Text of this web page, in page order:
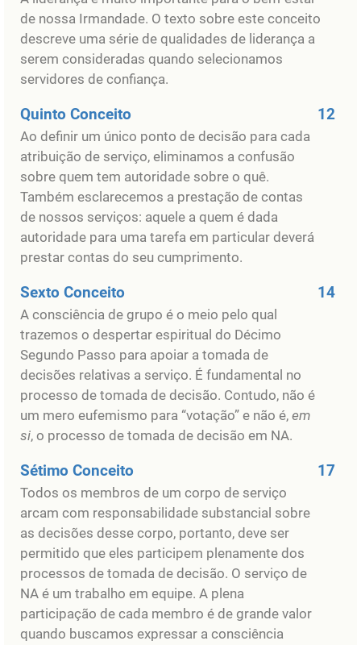
de nossa Irmandade. O texto sobre este conceito
descreve uma série de qualidades de liderança a
serem consideradas quando selecionamos
servidores de confiança.
Quinto Conceito 12
Ao definir um único ponto de decisão para cada
atribuição de serviço, eliminamos a confusão
sobre quem tem autoridade sobre o quê.
Também esclarecemos a prestação de contas
de nossos serviços: aquele a quem é dada
autoridade para uma tarefa em particular deverá
prestar contas do seu cumprimento.
Sexto Conceito 14
A consciência de grupo é o meio pelo qual
trazemos o despertar espiritual do Décimo
Segundo Passo para apoiar a tomada de
decisões relativas a serviço. É fundamental no
processo de tomada de decisão. Contudo, não é
um mero eufemismo para “votação” e não é, em
si, o processo de tomada de decisão em NA.
Sétimo Conceito 17
Todos os membros de um corpo de serviço
arcam com responsabilidade substancial sobre
as decisões desse corpo, portanto, deve ser
permitido que eles participem plenamente dos
processos de tomada de decisão. O serviço de
NA é um trabalho em equipe. A plena
participação de cada membro é de grande valor
quando buscamos expressar a consciência